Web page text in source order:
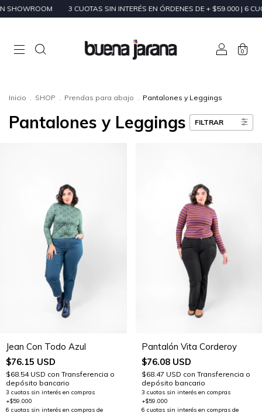
3 CUOTAS SIN INTERÉS EN ÓRDENES DE + $59.000 | 6 CUOTAS
0
Inicio . SHOP . Prendas para abajo . Pantalones y Leggings
Pantalones y Leggings FILTRAR
Jean Con Todo Azul
$76.15 USD
$68.54 USD con Transferencia o
depósito bancario
Pantalón Vita Corderoy
$76.08 USD
$68.47 USD con Transferencia o
depósito bancario